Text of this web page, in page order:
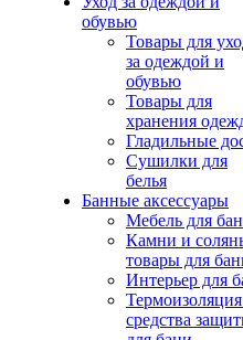
обувью
Товары для
за одеждой и
обувью
Товары для
хранения
Гладильные
Сушилки для
белья
Банные аксессуары
Мебель для
Камни и
товары для
Интерьер для
средства